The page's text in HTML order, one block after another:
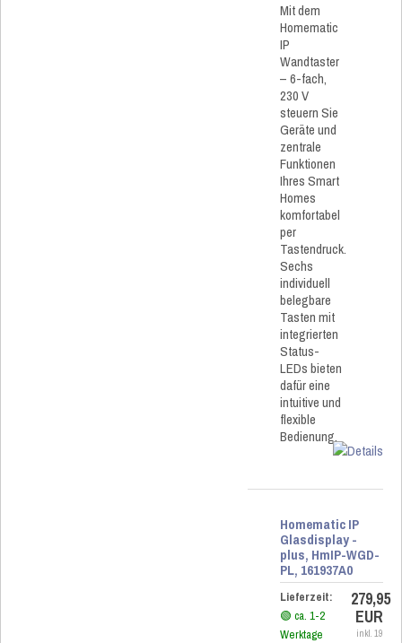
Mit dem
Homematic
IP
Wandtaster
– 6-fach,
230 V
steuern Sie
Geräte und
zentrale
Funktionen
Ihres Smart
Homes
komfortabel
per
Tastendruck.
Sechs
individuell
belegbare
Tasten mit
integrierten
Status-
LEDs bieten
dafür eine
intuitive und
flexible
Bedienung.
Homematic IP
Glasdisplay -
plus, HmIP-WGD-
PL, 161937A0
Lieferzeit:
🟢 ca. 1-2
Werktage
279,95
EUR
inkl. 19